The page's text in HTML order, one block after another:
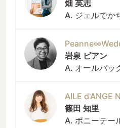
畑 英志
A. ジェルでか
岩泉 ピアン
A. オールバッ
AILE d'ANGE
篠田 知里
A. ポニーテー